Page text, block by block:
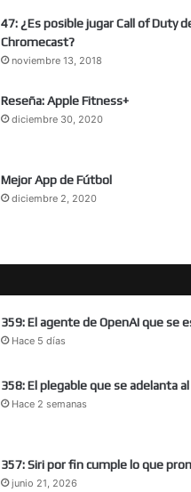
47: ¿Es posible jugar Call of Duty
Chromecast?
noviembre 13, 2018
Reseña: Apple Fitness+
diciembre 30, 2020
Mejor App de Fútbol
diciembre 2, 2020
359: El agente de OpenAI que se
Hace 5 días
358: El plegable que se adelanta
Hace 2 semanas
357: Siri por fin cumple lo que
junio 21, 2026